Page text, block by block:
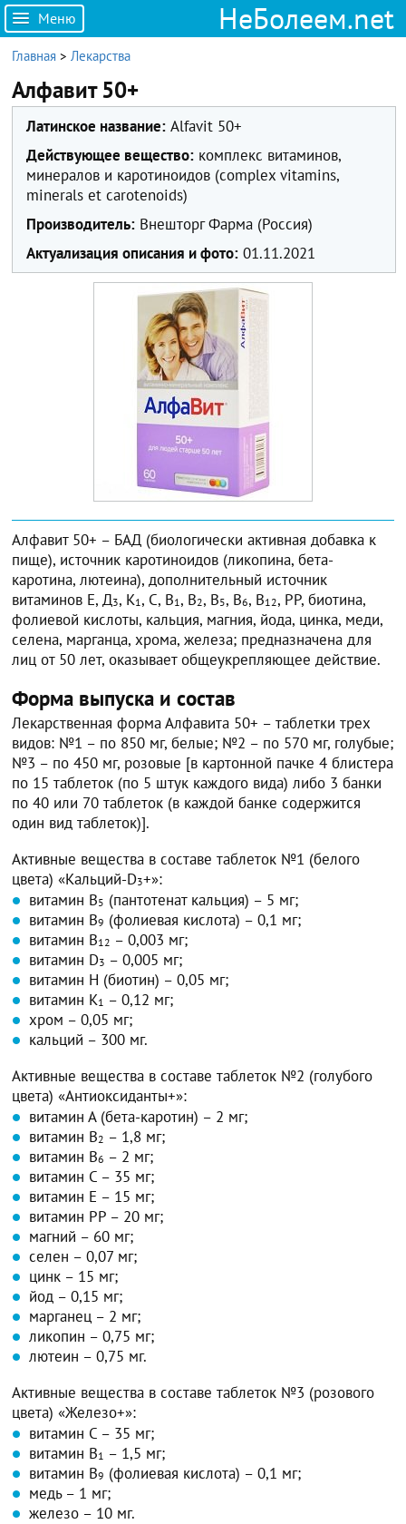
Меню НеБолеем.net
Главная >Лекарства
Алфавит 50+
Латинское название: Alfavit 50+
Действующее вещество: комплекс витаминов,
минералов и каротиноидов (complex vitamins,
minerals et carotenoids)
Производитель: Внешторг Фарма (Россия)
Актуализация описания и фото: 01.11.2021
Алфавит 50+ – БАД (биологически активная добавка к
пище), источник каротиноидов (ликопина, бета-
каротина, лютеина), дополнительный источник
витаминов Е, Д3, К1, С, В1, В2, В5, В6, В12, РР, биотина,
фолиевой кислоты, кальция, магния, йода, цинка, меди,
селена, марганца, хрома, железа; предназначена для
лиц от 50 лет, оказывает общеукрепляющее действие.
Форма выпуска и состав
Лекарственная форма Алфавита 50+ – таблетки трех
видов: №1 – по 850 мг, белые; №2 – по 570 мг, голубые;
№3 – по 450 мг, розовые [в картонной пачке 4 блистера
по 15 таблеток (по 5 штук каждого вида) либо 3 банки
по 40 или 70 таблеток (в каждой банке содержится
один вид таблеток)].
Активные вещества в составе таблеток №1 (белого
цвета) «Кальций-D3+»:
витамин B5 (пантотенат кальция) – 5 мг;
витамин В9 (фолиевая кислота) – 0,1 мг;
витамин B12 – 0,003 мг;
витамин D3 – 0,005 мг;
витамин H (биотин) – 0,05 мг;
витамин K1 – 0,12 мг;
хром – 0,05 мг;
кальций – 300 мг.
Активные вещества в составе таблеток №2 (голубого
цвета) «Антиоксиданты+»:
витамин А (бета-каротин) – 2 мг;
витамин B2 – 1,8 мг;
витамин B6 – 2 мг;
витамин C – 35 мг;
витамин E – 15 мг;
витамин PP – 20 мг;
магний – 60 мг;
селен – 0,07 мг;
цинк – 15 мг;
йод – 0,15 мг;
марганец – 2 мг;
ликопин – 0,75 мг;
лютеин – 0,75 мг.
Активные вещества в составе таблеток №3 (розового
цвета) «Железо+»:
витамин C – 35 мг;
витамин B1 – 1,5 мг;
витамин В9 (фолиевая кислота) – 0,1 мг;
медь – 1 мг;
железо – 10 мг.